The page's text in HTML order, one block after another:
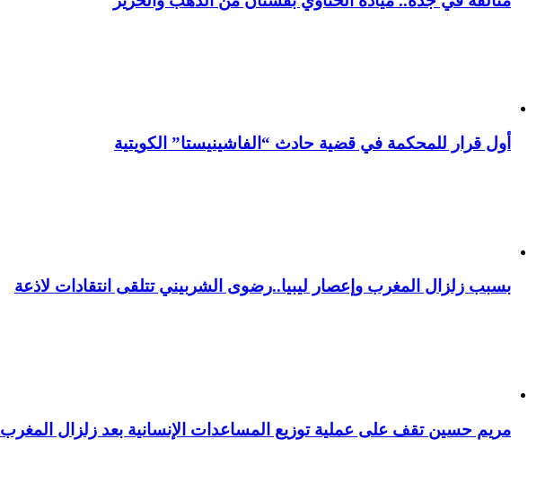
أول قرار للمحكمة في قضية حادث “الفاشينيستا” الكويتية
بسبب زلزال المغرب وإعصار ليبيا..رضوى الشربيني تتلقى انتقادات لاذعة
مريم حسين تقف على عملية توزيع المساعدات الإنسانية بعد زلزال المغرب